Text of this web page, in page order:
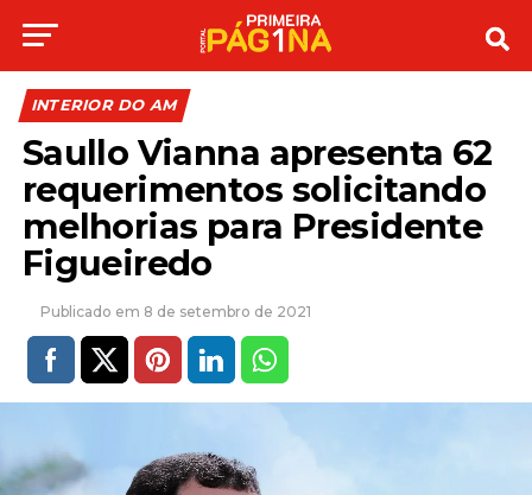
INTERIOR DO AM
Saullo Vianna apresenta 62
requerimentos solicitando
melhorias para Presidente
Figueiredo
8 de setembro de 2021